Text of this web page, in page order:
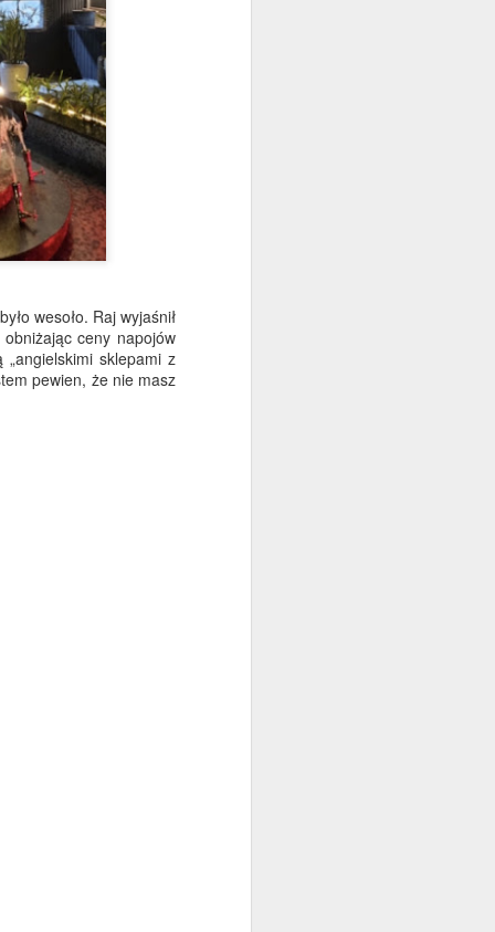
wesoło. Raj wyjaśnił
ceny napojów
sklepami z
pewien, że nie masz